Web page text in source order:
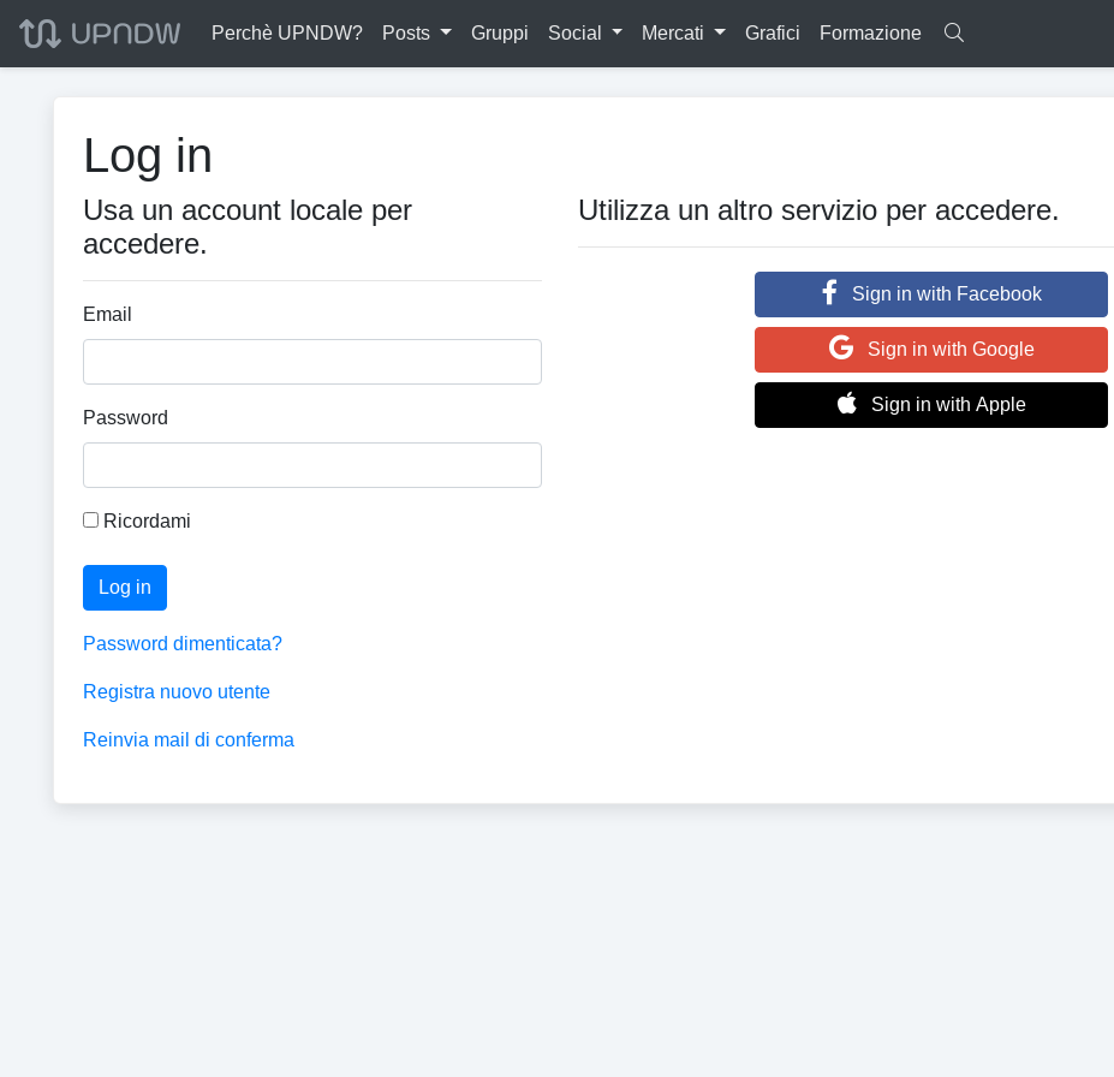
Perchè UPNDW? Posts Gruppi Social Mercati Grafici Formazione
Log in
Usa un account locale per
accedere.
Email
Password
Ricordami
Log in
Password dimenticata?
Registra nuovo utente
Reinvia mail di conferma
Utilizza un altro servizio per accedere.
Sign in with Facebook
Sign in with Google
Sign in with Apple